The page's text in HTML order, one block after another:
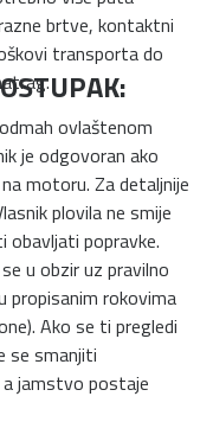
brtve, kontaktni
transporta do
ovlaštenom
je odgovoran ako
motoru. Za detaljnije
plovila ne smije
obavljati popravke.
u obzir uz pravilno
propisanim rokovima
Ako se ti pregledi
se smanjiti
jamstvo postaje